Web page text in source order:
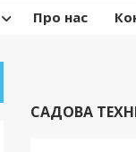
Про нас
САДОВА